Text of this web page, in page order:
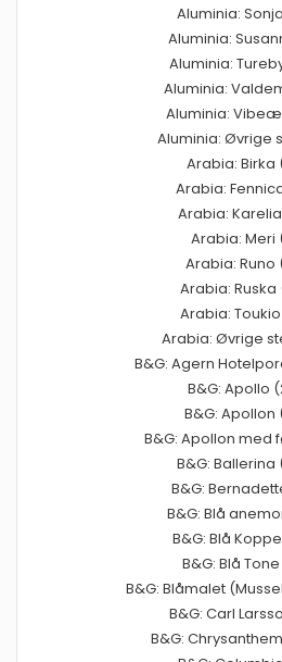
Aluminia:
Aluminia:
Aluminia:
Aluminia:
Aluminia:
Aluminia: Øvrige
Arabia: Birka
Arabia:
Arabia:
Arabia: Meri
Arabia: Runo
Arabia: Ruska
Arabia:
Arabia: Øvrige
B&G: Agern
B&G: Apollo
B&G: Apollon
B&G: Apollon med
B&G: Ballerina
B&G:
B&G: Blå
B&G: Blå
B&G: Blå
B&G: Blåmalet
B&G: Carl
B&G: